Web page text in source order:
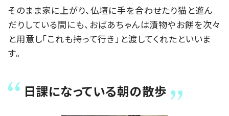
そのまま家に上がり、仏壇に手を合わせたり猫と遊ん
だりしている間にも、おばあちゃんは漬物やお餅を次々
と用意し「これも持って行き」と渡してくれたといいま
す。
日課になっている朝の散歩